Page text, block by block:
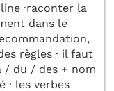
·raconter la
dans le
règles · il faut
/ du / des + nom
· les verbes